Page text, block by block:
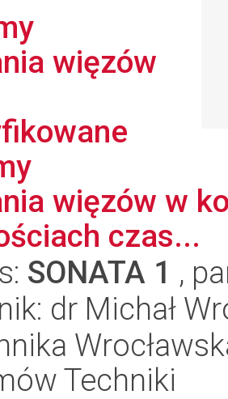
więzów
więzów w
czas...
SONATA 1 ,
dr Michał
Techniki